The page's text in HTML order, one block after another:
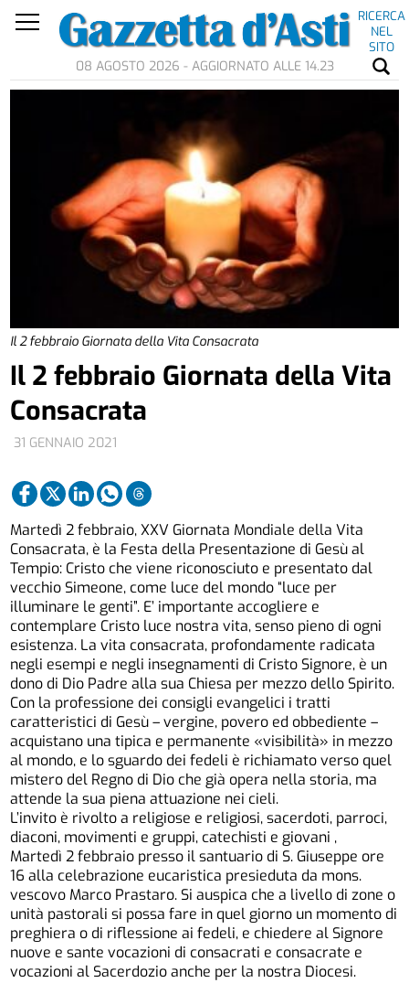
RICERCA
NEL
SITO
08 AGOSTO 2026 - AGGIORNATO ALLE 14.23
Il 2 febbraio Giornata della Vita Consacrata
31 GENNAIO 2021
Il 2 febbraio Giornata della Vita
Consacrata
Martedì 2 febbraio, XXV Giornata Mondiale della Vita
Consacrata, è la Festa della Presentazione di Gesù al
Tempio: Cristo che viene riconosciuto e presentato dal
vecchio Simeone, come luce del mondo “luce per
illuminare le genti”. E’ importante accogliere e
contemplare Cristo luce nostra vita, senso pieno di ogni
esistenza. La vita consacrata, profondamente radicata
negli esempi e negli insegnamenti di Cristo Signore, è un
dono di Dio Padre alla sua Chiesa per mezzo dello Spirito.
Con la professione dei consigli evangelici i tratti
caratteristici di Gesù – vergine, povero ed obbediente –
acquistano una tipica e permanente «visibilità» in mezzo
al mondo, e lo sguardo dei fedeli è richiamato verso quel
mistero del Regno di Dio che già opera nella storia, ma
attende la sua piena attuazione nei cieli.
L’invito è rivolto a religiose e religiosi, sacerdoti, parroci,
diaconi, movimenti e gruppi, catechisti e giovani ,
Martedì 2 febbraio presso il santuario di S. Giuseppe ore
16 alla celebrazione eucaristica presieduta da mons.
vescovo Marco Prastaro. Si auspica che a livello di zone o
unità pastorali si possa fare in quel giorno un momento di
preghiera o di riflessione ai fedeli, e chiedere al Signore
nuove e sante vocazioni di consacrati e consacrate e
vocazioni al Sacerdozio anche per la nostra Diocesi.